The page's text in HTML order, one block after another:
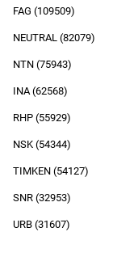
FAG (109509)
NEUTRAL (82079)
NTN (75943)
INA (62568)
RHP (55929)
NSK (54344)
TIMKEN (54127)
SNR (32953)
URB (31607)